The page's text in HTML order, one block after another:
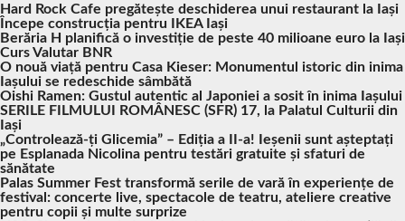
Hard Rock Cafe pregătește deschiderea unui restaurant la Iași
Începe construcția pentru IKEA Iași
Berăria H planifică o investiție de peste 40 milioane euro la Iași
Curs Valutar BNR
O nouă viață pentru Casa Kieser: Monumentul istoric din inima
Iașului se redeschide sâmbătă
Oishi Ramen: Gustul autentic al Japoniei a sosit în inima Iașului
SERILE FILMULUI ROMÂNESC (SFR) 17, la Palatul Culturii din
Iași
„Controlează-ți Glicemia” – Ediția a II-a! Ieșenii sunt așteptați
pe Esplanada Nicolina pentru testări gratuite și sfaturi de
sănătate
Palas Summer Fest transformă serile de vară în experiențe de
festival: concerte live, spectacole de teatru, ateliere creative
pentru copii și multe surprize